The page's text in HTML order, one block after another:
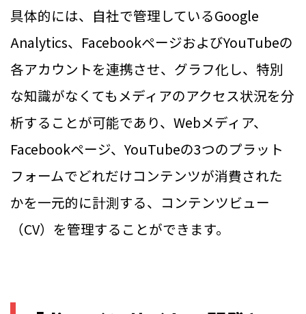
具体的には、自社で管理しているGoogle
Analytics、FacebookページおよびYouTubeの
各アカウントを連携させ、グラフ化し、特別
な知識がなくてもメディアのアクセス状況を分
析することが可能であり、Webメディア、
Facebookページ、YouTubeの3つのプラット
フォームでどれだけコンテンツが消費された
かを一元的に計測する、コンテンツビュー
（CV）を管理することができます。